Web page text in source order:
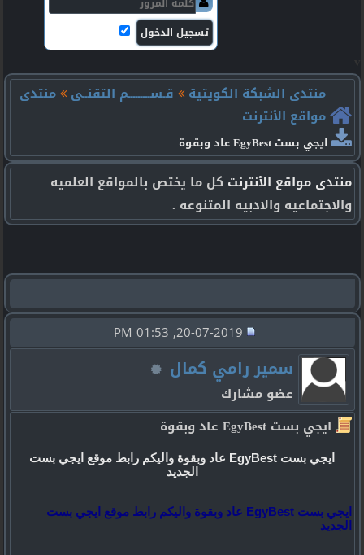
منتدى الشبكة الكويتية
قـســـــــــم التقنــى
منتدى
مواقع الأنترنت
ايجي بست EgyBest عاد وبقوة
منتدى مواقع الأنترنت كل ما يختص بالمواقع العلميه
والاجتماعيه والادبيه المتنوعه .
سمير رامي كمال
عضو مشارك
ايجي بست EgyBest عاد وبقوة
ايجي بست EgyBest عاد وبقوة واليكم رابط موقع ايجي بست
الجديد
ايجي بست EgyBest عاد وبقوة واليكم رابط موقع ايجي بست
الجديد